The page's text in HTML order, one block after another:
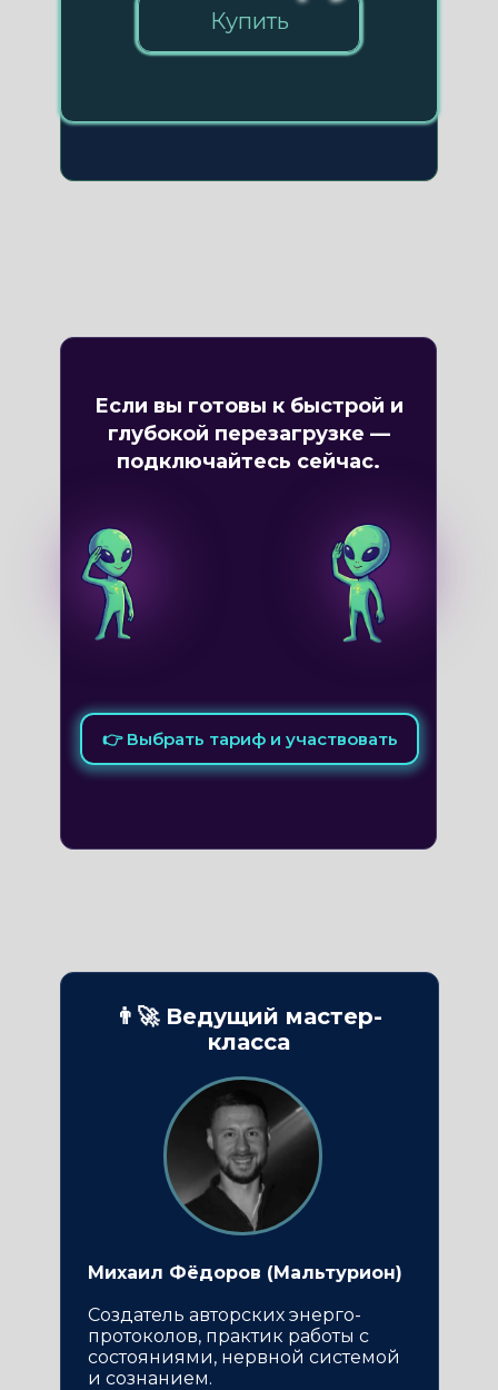
Купить
Если вы готовы к быстрой и
глубокой перезагрузке —
подключайтесь сейчас.
👉 Выбрать тариф и участвовать
👨‍🚀 Ведущий мастер-
класса
Михаил Фёдоров (Мальтурион)
Создатель авторских энерго-
протоколов, практик работы с
состояниями, нервной системой
и сознанием.